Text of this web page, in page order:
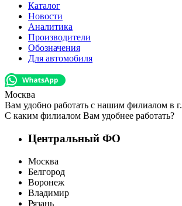
Каталог
Новости
Аналитика
Производители
Обозначения
Для автомобиля
Москва
Вам удобно работать с нашим филиалом в г.
С каким филиалом Вам удобнее работать?
Центральный ФО
Москва
Белгород
Воронеж
Владимир
Рязань